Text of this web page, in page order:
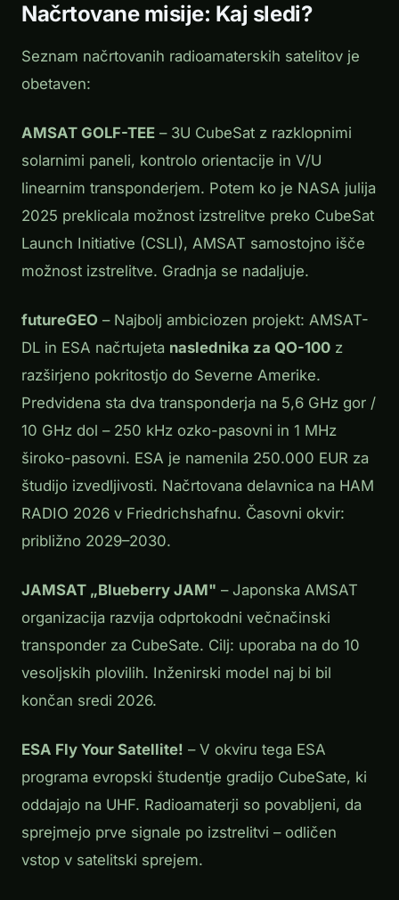
Načrtovane misije: Kaj sledi?
Seznam načrtovanih radioamaterskih satelitov je
obetaven:
AMSAT GOLF-TEE – 3U CubeSat z razklopnimi
solarnimi paneli, kontrolo orientacije in V/U
linearnim transponderjem. Potem ko je NASA julija
2025 preklicala možnost izstrelitve preko CubeSat
Launch Initiative (CSLI), AMSAT samostojno išče
možnost izstrelitve. Gradnja se nadaljuje.
futureGEO – Najbolj ambiciozen projekt: AMSAT-
DL in ESA načrtujeta naslednika za QO-100 z
razširjeno pokritostjo do Severne Amerike.
Predvidena sta dva transponderja na 5,6 GHz gor /
10 GHz dol – 250 kHz ozko-pasovni in 1 MHz
široko-pasovni. ESA je namenila 250.000 EUR za
študijo izvedljivosti. Načrtovana delavnica na HAM
RADIO 2026 v Friedrichshafnu. Časovni okvir:
približno 2029–2030.
JAMSAT „Blueberry JAM" – Japonska AMSAT
organizacija razvija odprtokodni večnačinski
transponder za CubeSate. Cilj: uporaba na do 10
vesoljskih plovilih. Inženirski model naj bi bil
končan sredi 2026.
ESA Fly Your Satellite! – V okviru tega ESA
programa evropski študentje gradijo CubeSate, ki
oddajajo na UHF. Radioamaterji so povabljeni, da
sprejmejo prve signale po izstrelitvi – odličen
vstop v satelitski sprejem.